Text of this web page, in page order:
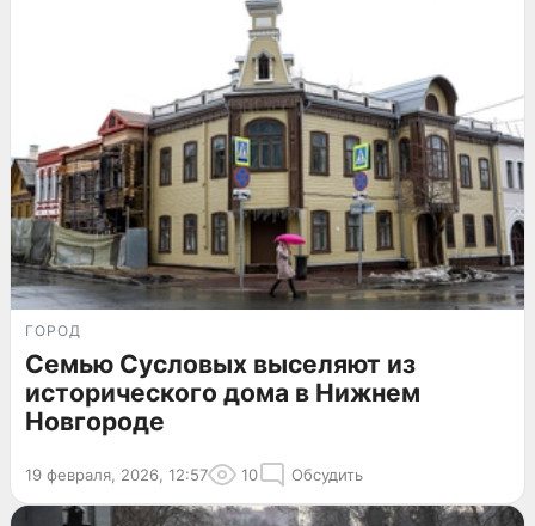
ГОРОД
Семью Сусловых выселяют из
исторического дома в Нижнем
Новгороде
19 февраля, 2026, 12:57 10 Обсудить